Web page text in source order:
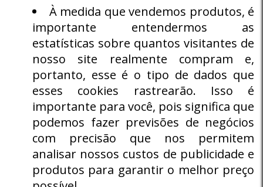
À medida que vendemos produtos, é
importante entendermos as
estatísticas sobre quantos visitantes de
nosso site realmente compram e,
portanto, esse é o tipo de dados que
esses cookies rastrearão. Isso é
importante para você, pois significa que
podemos fazer previsões de negócios
com precisão que nos permitem
analisar nossos custos de publicidade e
produtos para garantir o melhor preço